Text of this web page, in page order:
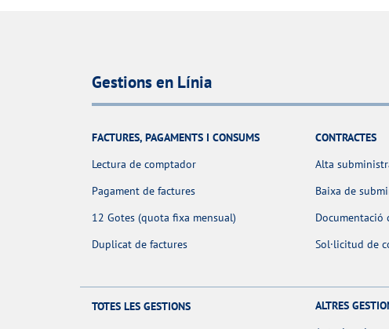
Gestions en Línia
FACTURES, PAGAMENTS I CONSUMS
Lectura de comptador
Pagament de factures
12 Gotes (quota fixa mensual)
Duplicat de factures
CONTRACTES
Alta
Baixa de
Documentació
Sol·licitud de
TOTES LES GESTIONS
ALTRES